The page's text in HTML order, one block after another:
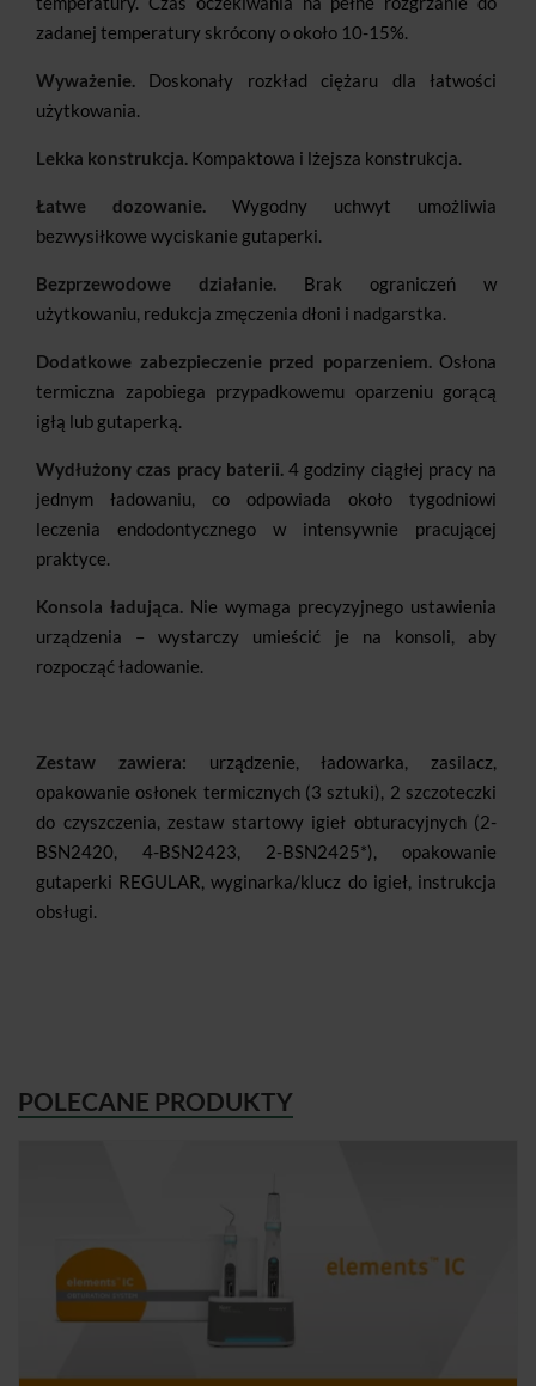
zadanej temperatury skrócony o około 10-15%.
Wyważenie. Doskonały rozkład ciężaru dla łatwości
użytkowania.
Lekka konstrukcja. Kompaktowa i lżejsza konstrukcja.
Łatwe dozowanie. Wygodny uchwyt umożliwia
bezwysiłkowe wyciskanie gutaperki.
Bezprzewodowe działanie. Brak ograniczeń w
użytkowaniu, redukcja zmęczenia dłoni i nadgarstka.
Dodatkowe zabezpieczenie przed poparzeniem. Osłona
termiczna zapobiega przypadkowemu oparzeniu gorącą
igłą lub gutaperką.
Wydłużony czas pracy baterii. 4 godziny ciągłej pracy na
jednym ładowaniu, co odpowiada około tygodniowi
leczenia endodontycznego w intensywnie pracującej
praktyce.
Konsola ładująca. Nie wymaga precyzyjnego ustawienia
urządzenia – wystarczy umieścić je na konsoli, aby
rozpocząć ładowanie.
Zestaw zawiera: urządzenie, ładowarka, zasilacz,
opakowanie osłonek termicznych (3 sztuki), 2 szczoteczki
do czyszczenia, zestaw startowy igieł obturacyjnych (2-
BSN2420, 4-BSN2423, 2-BSN2425*), opakowanie
gutaperki REGULAR, wyginarka/klucz do igieł, instrukcja
obsługi.
POLECANE PRODUKTY